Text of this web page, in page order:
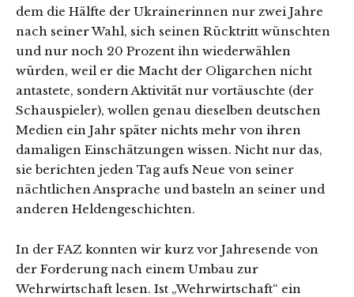
dem die Hälfte der Ukrainerinnen nur zwei Jahre
nach seiner Wahl, sich seinen Rücktritt wünschten
und nur noch 20 Prozent ihn wiederwählen
würden, weil er die Macht der Oligarchen nicht
antastete, sondern Aktivität nur vortäuschte (der
Schauspieler), wollen genau dieselben deutschen
Medien ein Jahr später nichts mehr von ihren
damaligen Einschätzungen wissen. Nicht nur das,
sie berichten jeden Tag aufs Neue von seiner
nächtlichen Ansprache und basteln an seiner und
anderen Heldengeschichten.
In der FAZ konnten wir kurz vor Jahresende von
der Forderung nach einem Umbau zur
Wehrwirtschaft lesen. Ist „Wehrwirtschaft“ ein